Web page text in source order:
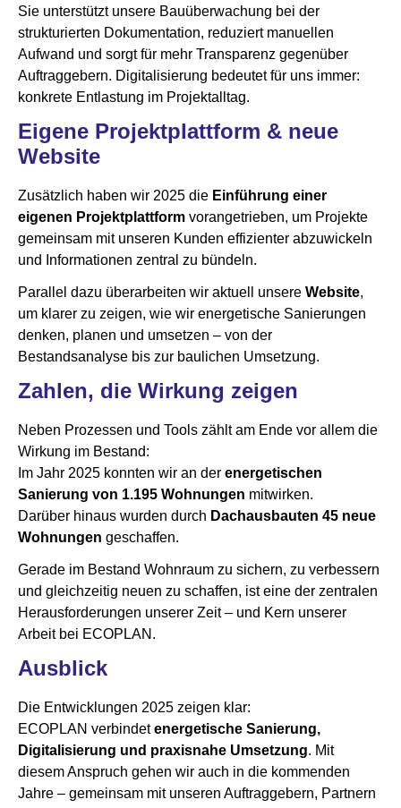
Sie unterstützt unsere Bauüberwachung bei der
strukturierten Dokumentation, reduziert manuellen
Aufwand und sorgt für mehr Transparenz gegenüber
Auftraggebern. Digitalisierung bedeutet für uns immer:
konkrete Entlastung im Projektalltag.
Eigene Projektplattform & neue
Website
Zusätzlich haben wir 2025 die Einführung einer
eigenen Projektplattform vorangetrieben, um Projekte
gemeinsam mit unseren Kunden effizienter abzuwickeln
und Informationen zentral zu bündeln.
Parallel dazu überarbeiten wir aktuell unsere Website,
um klarer zu zeigen, wie wir energetische Sanierungen
denken, planen und umsetzen – von der
Bestandsanalyse bis zur baulichen Umsetzung.
Zahlen, die Wirkung zeigen
Neben Prozessen und Tools zählt am Ende vor allem die
Wirkung im Bestand:
Im Jahr 2025 konnten wir an der energetischen
Sanierung von 1.195 Wohnungen mitwirken.
Darüber hinaus wurden durch Dachausbauten 45 neue
Wohnungen geschaffen.
Gerade im Bestand Wohnraum zu sichern, zu verbessern
und gleichzeitig neuen zu schaffen, ist eine der zentralen
Herausforderungen unserer Zeit – und Kern unserer
Arbeit bei ECOPLAN.
Ausblick
Die Entwicklungen 2025 zeigen klar:
ECOPLAN verbindetenergetische Sanierung,
Digitalisierung und praxisnahe Umsetzung. Mit
diesem Anspruch gehen wir auch in die kommenden
Jahre – gemeinsam mit unseren Auftraggebern, Partnern